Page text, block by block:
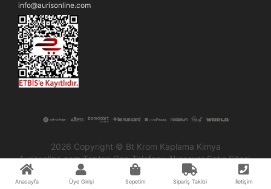
Anasayfa Üye Girişi Sepetim Sipariş Takibi İletişim
info@aurisonline.com
2026 Copyright © Bt Krom Kaplama Kimya
Aurisonline.com Toptan Cep Telefonu Aksesuar Satış Sitesi.